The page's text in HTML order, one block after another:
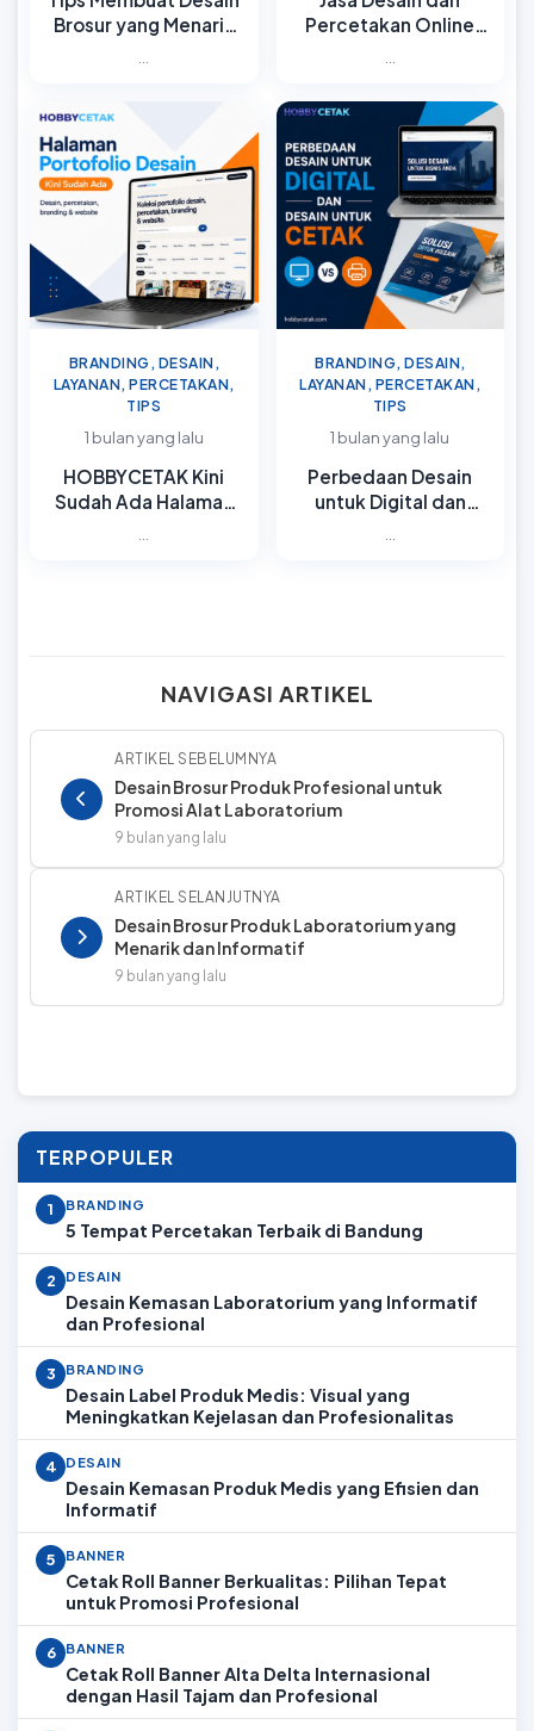
Brosur yang Menarik
Percetakan Online
BRANDING, DESAIN,
LAYANAN, PERCETAKAN,
TIPS
1 bulan yang lalu
HOBBYCETAK Kini
Sudah Ada Halaman
...
BRANDING, DESAIN,
LAYANAN, PERCETAKAN,
TIPS
1 bulan yang lalu
Perbedaan Desain
untuk Digital dan
...
NAVIGASI ARTIKEL
ARTIKEL SEBELUMNYA
Desain Brosur Produk Profesional untuk
Promosi Alat Laboratorium
9 bulan yang lalu
ARTIKEL SELANJUTNYA
Desain Brosur Produk Laboratorium yang
Menarik dan Informatif
9 bulan yang lalu
TERPOPULER
1 BRANDING
5 Tempat Percetakan Terbaik di Bandung
2 DESAIN
Desain Kemasan Laboratorium yang Informatif
dan Profesional
3 BRANDING
Desain Label Produk Medis: Visual yang
Meningkatkan Kejelasan dan Profesionalitas
4 DESAIN
Desain Kemasan Produk Medis yang Efisien dan
Informatif
5 BANNER
Cetak Roll Banner Berkualitas: Pilihan Tepat
untuk Promosi Profesional
6 BANNER
Cetak Roll Banner Alta Delta Internasional
dengan Hasil Tajam dan Profesional